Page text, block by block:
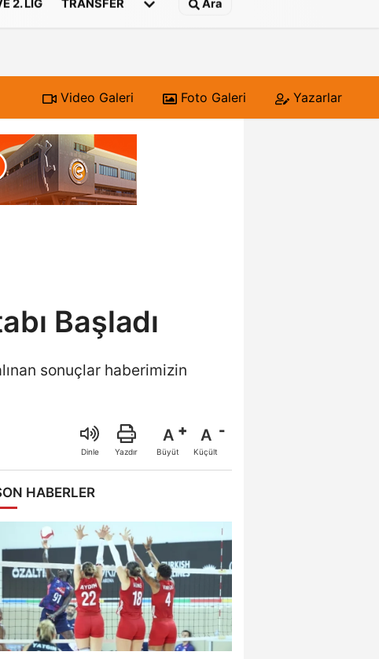
2. LIG TRANSFER Ara
Video Galeri Foto Galeri Yazarlar
Başladı
sonuçlar haberimizin
Dinle Yazdır
A
Büyüt
A
Küçült
HABERLER